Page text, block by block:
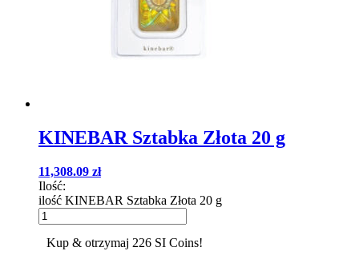
KINEBAR Sztabka Złota 20 g
11,308.09 zł
Ilość:
ilość KINEBAR Sztabka Złota 20 g
Kup & otrzymaj 226 SI Coins!